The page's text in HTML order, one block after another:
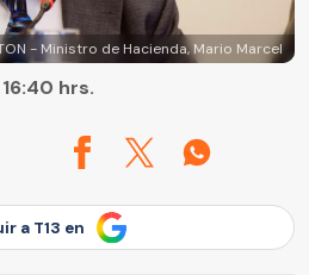
- Ministro de Hacienda, Mario Marcel
hrs.
a T13 en